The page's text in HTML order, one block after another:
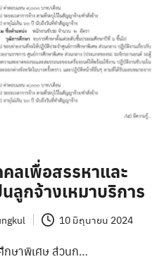
ลเพื่อสรรหาและ
ลูกจ้างเหมาบริการ
10 มิถุนายน 2024
กษาพิเศษ ส่วนก…